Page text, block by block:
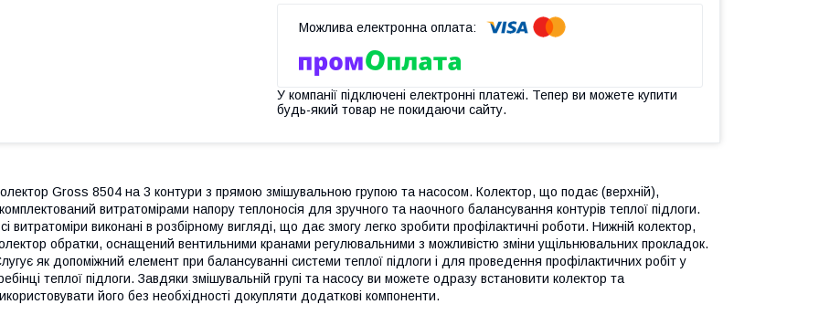
У компанії підключені електронні платежі. Тепер ви можете купити
будь-який товар не покидаючи сайту.
Gross 8504 на 3 контури з прямою змішувальною групою та насосом. Колектор, що подає (верхній),
витратомірами напору теплоносія для зручного та наочного балансування контурів теплої підлоги.
витратоміри виконані в розбірному вигляді, що дає змогу легко зробити профілактичні роботи. Нижній колектор,
обратки, оснащений вентильними кранами регулювальними з можливістю зміни ущільнювальних прокладок.
як допоміжний елемент при балансуванні системи теплої підлоги і для проведення профілактичних робіт у
теплої підлоги. Завдяки змішувальній групі та насосу ви можете одразу встановити колектор та
його без необхідності докупляти додаткові компоненти.